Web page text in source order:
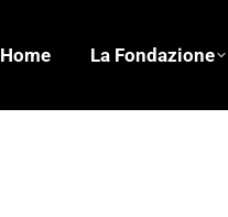
Home La Fondazione